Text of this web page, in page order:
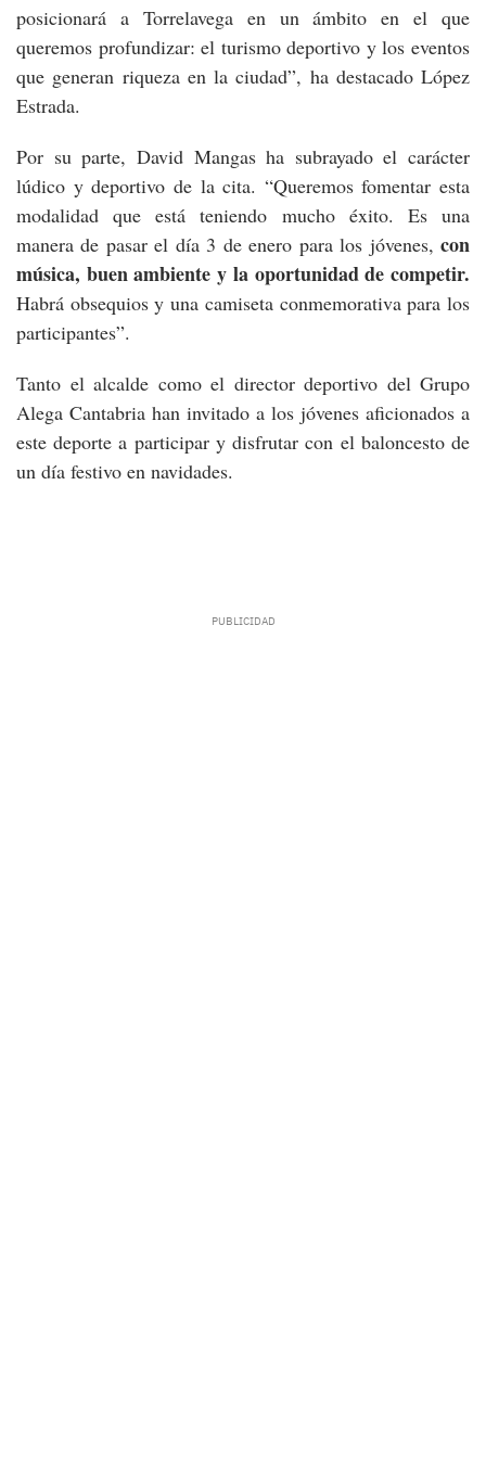
posicionará a Torrelavega en un ámbito en el que
queremos profundizar: el turismo deportivo y los eventos
que generan riqueza en la ciudad”, ha destacado López
Estrada.
Por su parte, David Mangas ha subrayado el carácter
lúdico y deportivo de la cita. “Queremos fomentar esta
modalidad que está teniendo mucho éxito. Es una
manera de pasar el día 3 de enero para los jóvenes, con
música, buen ambiente y la oportunidad de competir.
Habrá obsequios y una camiseta conmemorativa para los
participantes”.
Tanto el alcalde como el director deportivo del Grupo
Alega Cantabria han invitado a los jóvenes aficionados a
este deporte a participar y disfrutar con el baloncesto de
un día festivo en navidades.